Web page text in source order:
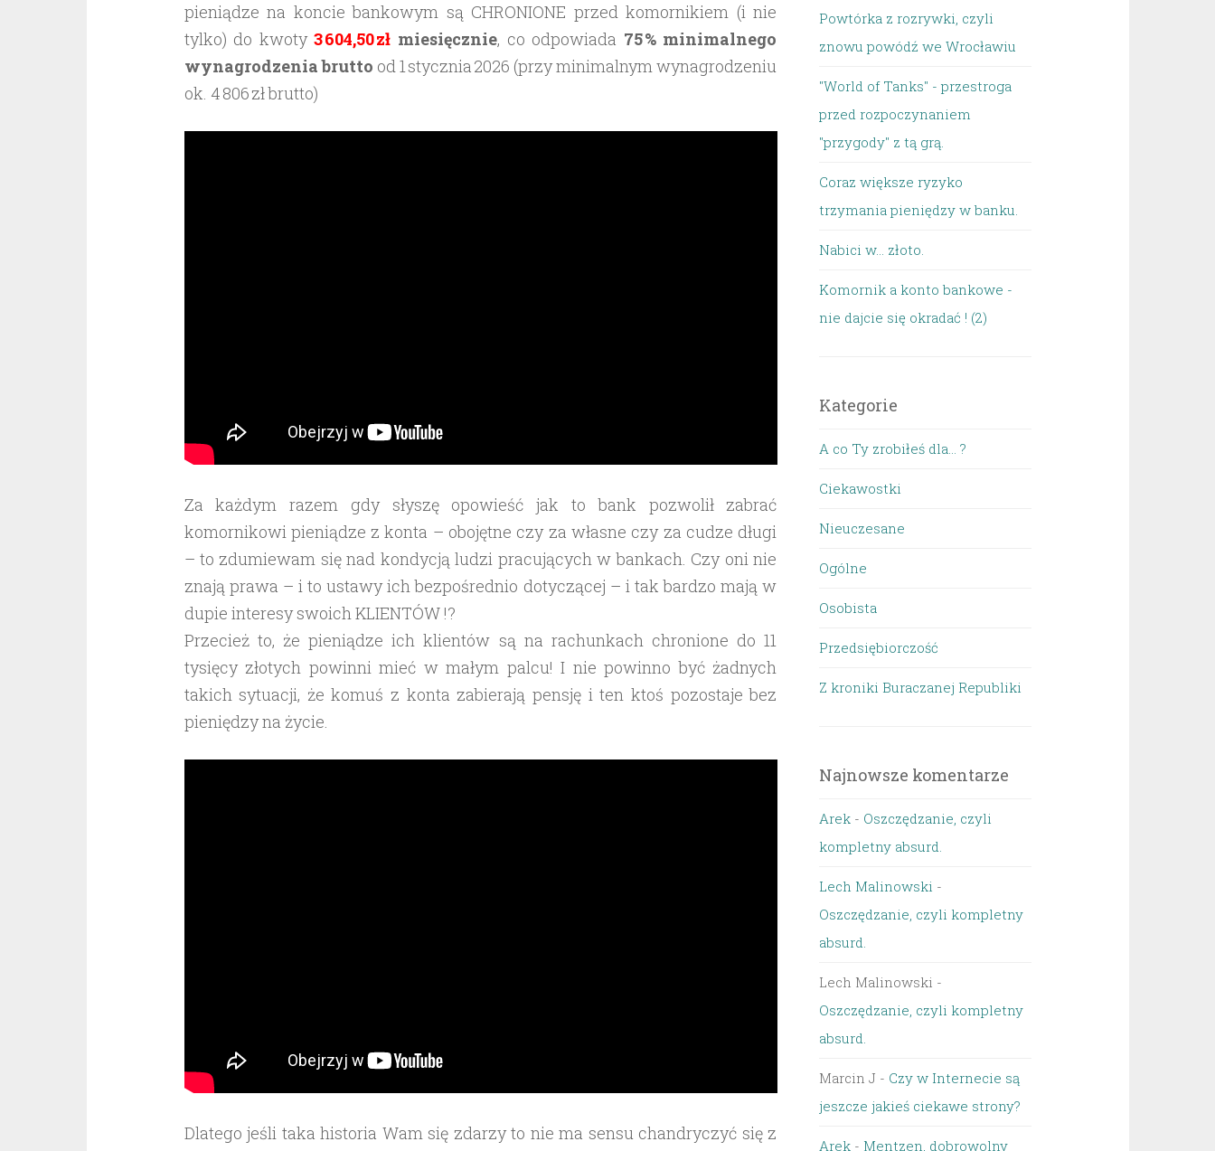
pieniądze na koncie bankowym są CHRONIONE przed komornikiem (i nie
tylko) do kwoty3 604,50 zł miesięcznie, co odpowiada 75 % minimalnego
wynagrodzenia brutto od 1 stycznia 2026 (przy minimalnym wynagrodzeniu
ok. 4 806 zł brutto)
Za każdym razem gdy słyszę opowieść jak to bank pozwolił zabrać
komornikowi pieniądze z konta – obojętne czy za własne czy za cudze długi
– to zdumiewam się nad kondycją ludzi pracujących w bankach. Czy oni nie
znają prawa – i to ustawy ich bezpośrednio dotyczącej – i tak bardzo mają w
dupie interesy swoich KLIENTÓW !?
Przecież to, że pieniądze ich klientów są na rachunkach chronione do 11
tysięcy złotych powinni mieć w małym palcu! I nie powinno być żadnych
takich sytuacji, że komuś z konta zabierają pensję i ten ktoś pozostaje bez
pieniędzy na życie.
Dlatego jeśli taka historia Wam się zdarzy to nie ma sensu chandryczyć się z
Powtórka z rozrywki, czyli
znowu powódź we Wrocławiu
"World of Tanks" - przestroga
przed rozpoczynaniem
"przygody" z tą grą.
Coraz większe ryzyko
trzymania pieniędzy w banku.
Nabici w... złoto.
Komornik a konto bankowe -
nie dajcie się okradać ! (2)
Kategorie
A co Ty zrobiłeś dla… ?
Ciekawostki
Nieuczesane
Ogólne
Osobista
Przedsiębiorczość
Z kroniki Buraczanej Republiki
Najnowsze komentarze
Arek - Oszczędzanie, czyli
kompletny absurd.
Lech Malinowski -
Oszczędzanie, czyli kompletny
absurd.
Lech Malinowski -
Oszczędzanie, czyli kompletny
absurd.
Marcin J - Czy w Internecie są
jeszcze jakieś ciekawe strony?
Arek - Mentzen, dobrowolny